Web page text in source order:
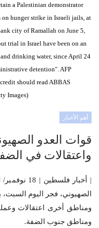
a Palestinian demonstrator
hunger strike in Israeli jails, at
city of Ramallah on June 5,
trial in Israel have been on an
drinking water, since April 24
detention". AFP
should read ABBAS
Images)
أهم الأخبار
قوات العدو
واعتقالات في
| أخبار
الصهيوني، فجر اليوم
ومناطق أخرى اعتقالات
ومناطق جنوب الضفة.